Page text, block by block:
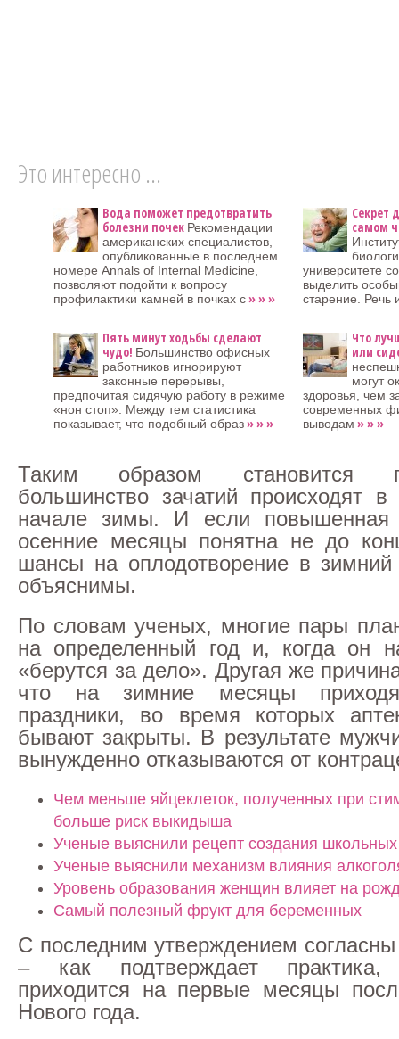
Это интересно ...
Вода поможет предотвратить
болезни почек Рекомендации
американских специалистов,
опубликованные в последнем
номере Annals of Internal Medicine,
позволяют подойти к вопросу
профилактики камней в почках с» » »
Секрет
самом
университете
выделить
старение. Речь
Пять минут ходьбы сделают
чудо! Большинство офисных
работников игнорируют
законные перерывы,
предпочитая сидячую работу в режиме
«нон стоп». Между тем статистика
показывает, что подобный образ» » »
Что
или
могут
здоровья, чем
современных
выводам » » »
Таким образом становится
большинство зачатий происходят
начале зимы. И если повышенная
осенние месяцы понятна не до
шансы на оплодотворение в зимний
объяснимы.
По словам ученых, многие пары
на определенный год и, когда он
«берутся за дело». Другая же
что на зимние месяцы
праздники, во время которых
бывают закрыты. В результате
вынужденно отказываются от
Чем меньше яйцеклеток, полученных при
больше риск выкидыша
Ученые выяснили рецепт создания школьных
Ученые выяснили механизм влияния
Уровень образования женщин влияет на
Самый полезный фрукт для беременных
С последним утверждением
– как подтверждает
приходится на первые месяцы
Нового года.